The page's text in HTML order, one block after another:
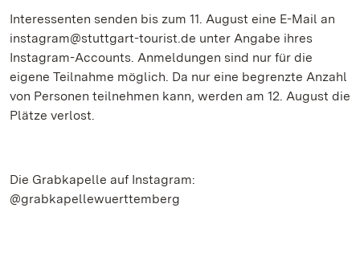
Interessenten senden bis zum 11. August eine E-Mail an
instagram@stuttgart-tourist.de unter Angabe ihres
Instagram-Accounts. Anmeldungen sind nur für die
eigene Teilnahme möglich. Da nur eine begrenzte Anzahl
von Personen teilnehmen kann, werden am 12. August die
Plätze verlost.
Die Grabkapelle auf Instagram:
@grabkapellewuerttemberg